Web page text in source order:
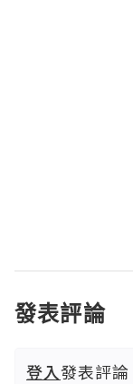
發表評論
登入發表評論